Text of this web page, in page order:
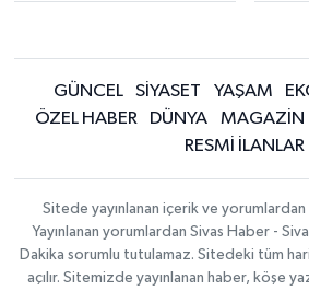
GÜNCEL SİYASET YAŞAM
ÖZEL HABER
DÜNYA MAGAZİN
RESMİ İLANLAR
Sitede yayınlanan içerik ve yorumlardan
Yayınlanan yorumlardan Sivas Haber -
Dakika sorumlu tutulamaz. Sitedeki tüm
açılır. Sitemizde yayınlanan haber, köşe